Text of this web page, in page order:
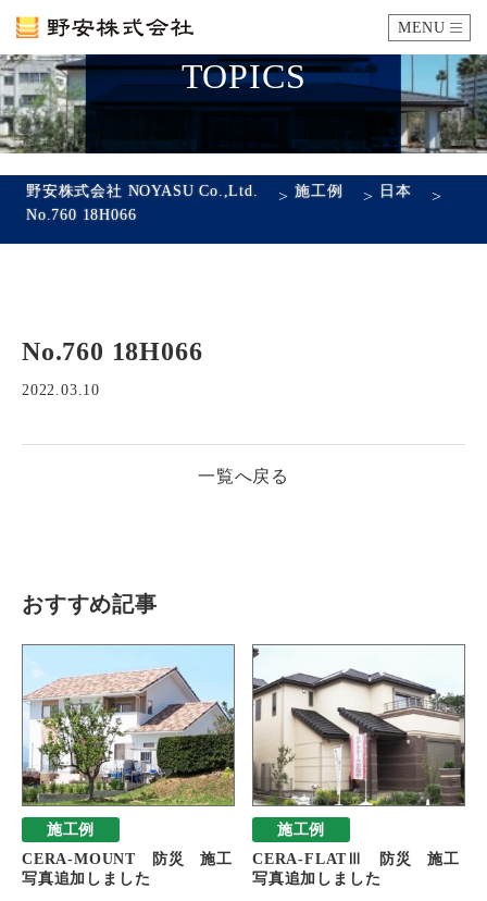
MENU
カタログ
企業情報
会社概要
採用情報
先輩社員の声
お問い合わせ プライバシーポリシー サイトマップ
TOPICS
野安株式会社 NOYASU Co.,Ltd. >施工例 > 日本 >
No.760 18H066
No.760 18H066
2022.03.10
一覧へ戻る
おすすめ記事
施工例
CERA-MOUNT 防災 施工
写真追加しました
施工例
CERA-FLATⅢ 防災 施工
写真追加しました